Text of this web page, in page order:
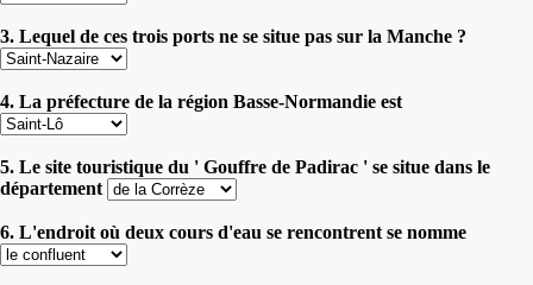
3. Lequel de ces trois ports ne se situe pas sur la Manche ?
4. La préfecture de la région Basse-Normandie est
5. Le site touristique du ' Gouffre de Padirac ' se situe dans le
département
6. L'endroit où deux cours d'eau se rencontrent se nomme